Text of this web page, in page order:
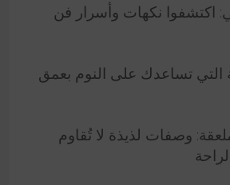
اكتشفوا نكهات وأسرار فن
التي تساعدك على النوم بعمق
وصفات لذيذة لا تُقاوم